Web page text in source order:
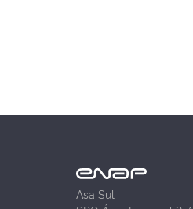
Asa Sul